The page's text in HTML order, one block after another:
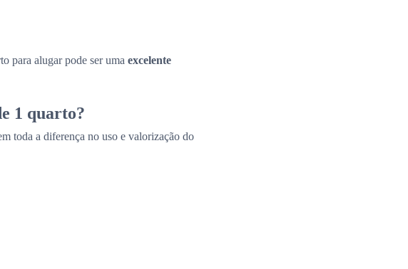
para alugar pode ser uma excelente
1 quarto?
toda a diferença no uso e valorização do